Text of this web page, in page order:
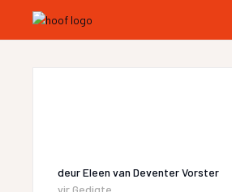
deurEleen van Deventer Vorster
vir Gedigte